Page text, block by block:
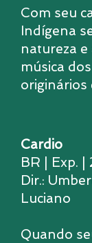
Com seu
Indígena
natureza
música
originários
Cardio
BR | Exp. |
Dir.:
Luciano
Quando